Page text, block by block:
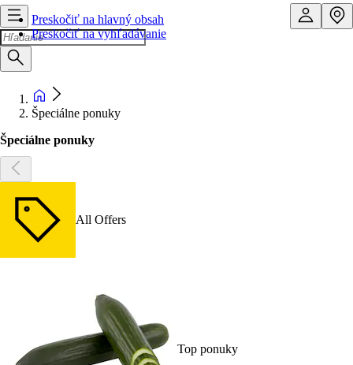
Preskočiť na hlavný obsah
Preskočiť na vyhľadávanie
Špeciálne ponuky
Špeciálne ponuky
All Offers
Top ponuky